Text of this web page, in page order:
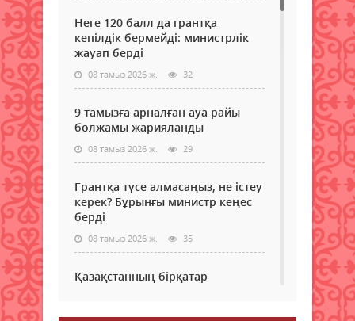
Неге 120 балл да грантқа
кепілдік бермейді: министрлік
жауап берді
08 тамыз 2026 ж. 32
9 тамызға арналған ауа райы
болжамы жарияланды
08 тамыз 2026 ж. 29
Грантқа түсе алмасаңыз, не істеу
керек? Бұрынғы министр кеңес
берді
08 тамыз 2026 ж. 35
Қазақстанның бірқатар